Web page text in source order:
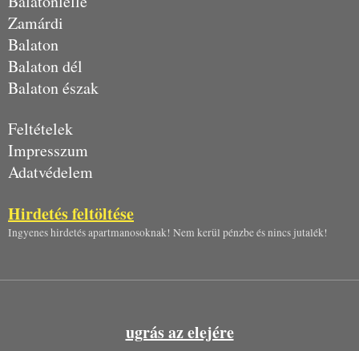
Zamárdi
Balaton
Balaton dél
Balaton észak
Feltételek
Impresszum
Adatvédelem
Hirdetés feltöltése
Ingyenes hirdetés apartmanosoknak! Nem kerül pénzbe és nincs jutalék!
ugrás az elejére